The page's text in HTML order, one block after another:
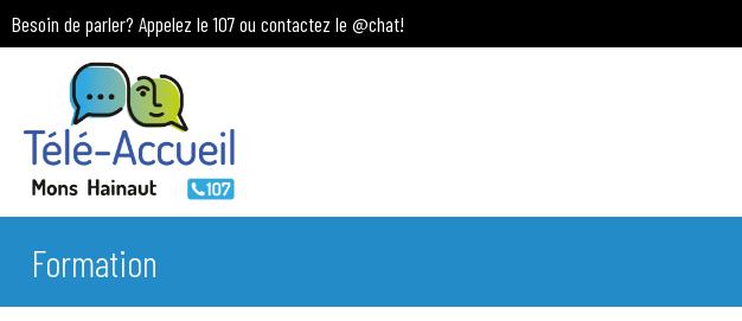
Besoin de parler? Appelez le 107 ou contactez le @chat!
Formation